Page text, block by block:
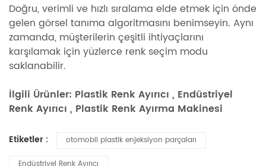
Doğru, verimli ve hızlı sıralama elde etmek için önde
gelen görsel tanıma algoritmasını benimseyin. Aynı
zamanda, müşterilerin çeşitli ihtiyaçlarını
karşılamak için yüzlerce renk seçim modu
saklanabilir.
İlgili Ürünler: Plastik Renk Ayırıcı , Endüstriyel
Renk Ayırıcı , Plastik Renk Ayırma Makinesi
Etiketler : otomobil plastik enjeksiyon parçaları
Endüstriyel Renk Ayırıcı